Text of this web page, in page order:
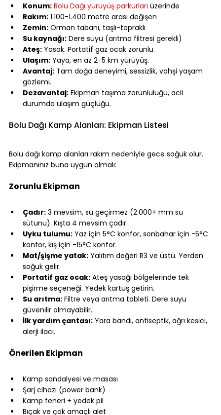
Konum: Bolu Dağı yürüyüş parkurları üzerinde
Rakım: 1.100-1.400 metre arası değişen
Zemin: Orman tabanı, taşlı-topraklı
Su kaynağı: Dere suyu (arıtma filtresi gerekli)
Ateş: Yasak. Portatif gaz ocak zorunlu.
Ulaşım: Yaya, en az 2-5 km yürüyüş.
Avantaj: Tam doğa deneyimi, sessizlik, vahşi yaşam
gözlemi.
Dezavantaj: Ekipman taşıma zorunluluğu, acil
durumda ulaşım güçlüğü.
Bolu Dağı Kamp Alanları: Ekipman Listesi
Bolu dağı kamp alanları rakım nedeniyle gece soğuk olur.
Ekipmanınız buna uygun olmalı:
Zorunlu Ekipman
Çadır: 3 mevsim, su geçirmez (2.000+ mm su
sütunu). Kışta 4 mevsim çadır.
Uyku tulumu: Yaz için 5°C konfor, sonbahar için -5°C
konfor, kış için -15°C konfor.
Mat/şişme yatak: Yalıtım değeri R3 ve üstü. Yerden
soğuk gelir.
Portatif gaz ocak: Ateş yasağı bölgelerinde tek
pişirme seçeneği. Yedek kartuş getirin.
Su arıtma: Filtre veya arıtma tableti. Dere suyu
güvenilir olmayabilir.
İlk yardım çantası: Yara bandı, antiseptik, ağrı kesici,
alerji ilacı.
Önerilen Ekipman
Kamp sandalyesi ve masası
Şarj cihazı (power bank)
Kamp feneri + yedek pil
Bıçak ve çok amaçlı alet